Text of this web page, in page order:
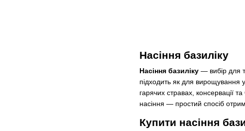
Насіння базиліку
Насіння базиліку — вибір для
підходить як для вирощування у
гарячих стравах, консервації
насіння — простий спосіб
Купити насіння